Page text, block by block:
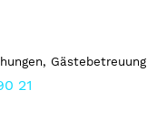
Gästebetreuung
21